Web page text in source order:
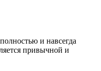
и навсегда
привычной и